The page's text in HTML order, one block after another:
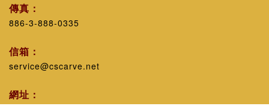
傳真：
886-3-888-0335
信箱：
service@cscarve.net
網址：